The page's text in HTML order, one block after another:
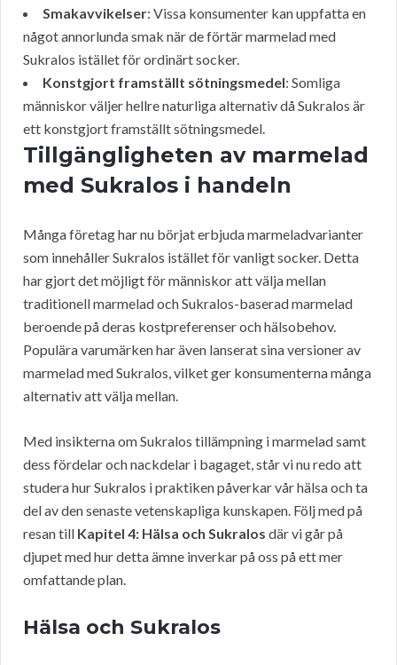
Smakavvikelser: Vissa konsumenter kan uppfatta en
något annorlunda smak när de förtär marmelad med
Sukralos istället för ordinärt socker.
Konstgjort framställt sötningsmedel: Somliga
människor väljer hellre naturliga alternativ då Sukralos är
ett konstgjort framställt sötningsmedel.
Tillgängligheten av marmelad
med Sukralos i handeln
Många företag har nu börjat erbjuda marmeladvarianter
som innehåller Sukralos istället för vanligt socker. Detta
har gjort det möjligt för människor att välja mellan
traditionell marmelad och Sukralos-baserad marmelad
beroende på deras kostpreferenser och hälsobehov.
Populära varumärken har även lanserat sina versioner av
marmelad med Sukralos, vilket ger konsumenterna många
alternativ att välja mellan.
Med insikterna om Sukralos tillämpning i marmelad samt
dess fördelar och nackdelar i bagaget, står vi nu redo att
studera hur Sukralos i praktiken påverkar vår hälsa och ta
del av den senaste vetenskapliga kunskapen. Följ med på
resan till Kapitel 4: Hälsa och Sukralos där vi går på
djupet med hur detta ämne inverkar på oss på ett mer
omfattande plan.
Hälsa och Sukralos